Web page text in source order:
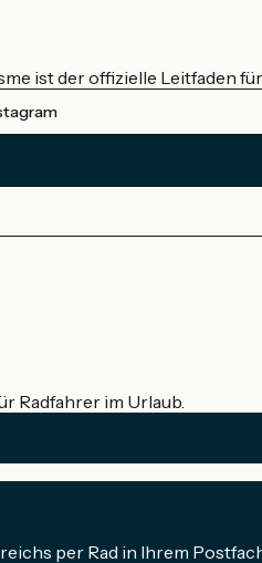
ist der offizielle Leitfaden
Radfahrer im Urlaub.
per Rad in Ihrem